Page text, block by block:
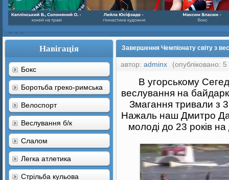
Навігація
Бокс
Боротьба греко-римська
Велоспорт
Веслування б/к
Cлалом
Легка атлетика
Стрільба кульова
Завершення Чемпіонату світу з
автор: adminx (опубліковано:
В угорському
веслування на
Змагання тривали з
Нажаль наш Дмитро
молоді до 23 років